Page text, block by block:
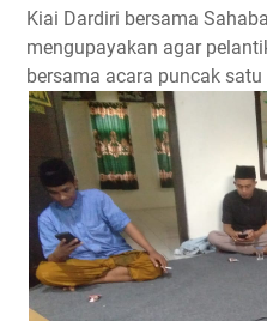
Kiai Dardiri bersama
mengupayakan agar
bersama acara puncak